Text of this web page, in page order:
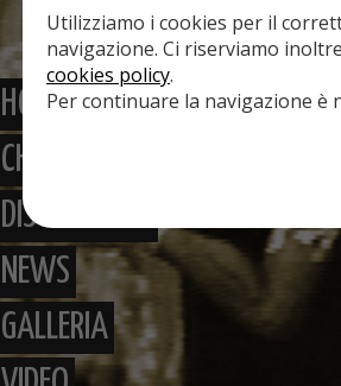
HOME
CHI SONO
DISCOGRAFIA
NEWS
GALLERIA
Utilizziamo i cookies per il
navigazione. Ci riserviamo
cookies policy.
Per continuare la navigazione è